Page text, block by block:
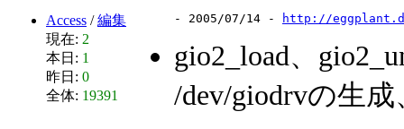
Access /編集
現在: 2
本日: 1
昨日: 0
全体: 19391
- 2005/07/14 -
http://
gio2_load、
/dev/giodrvの生